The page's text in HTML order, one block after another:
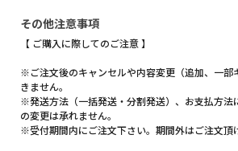
その他注意事項
【 ご購入に際してのご注意 】
※ご注文後のキャンセルや内容変更（追加、一部
きません。
※発送方法（一括発送・分割発送）、お支払方法
の変更は承れません。
※受付期間内にご注文下さい。期間外はご注文頂